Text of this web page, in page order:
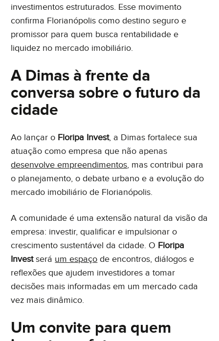
investimentos estruturados. Esse movimento
confirma Florianópolis como destino seguro e
promissor para quem busca rentabilidade e
liquidez no mercado imobiliário.
A Dimas à frente da
conversa sobre o futuro da
cidade
Ao lançar o Floripa Invest, a Dimas fortalece sua
atuação como empresa que não apenas
desenvolve empreendimentos, mas contribui para
o planejamento, o debate urbano e a evolução do
mercado imobiliário de Florianópolis.
A comunidade é uma extensão natural da visão da
empresa: investir, qualificar e impulsionar o
crescimento sustentável da cidade. O Floripa
Investserá um espaço de encontros, diálogos e
reflexões que ajudem investidores a tomar
decisões mais informadas em um mercado cada
vez mais dinâmico.
Um convite para quem